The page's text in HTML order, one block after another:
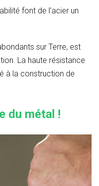
font de l'acier un
sur Terre, est
La haute résistance
à la construction de
du métal !